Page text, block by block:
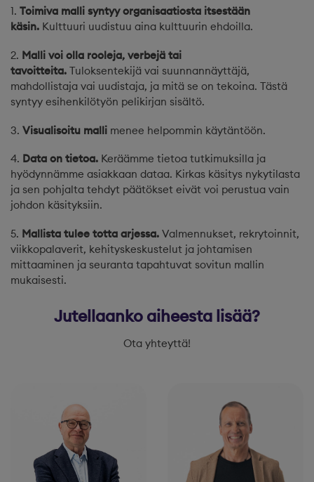
1. Toimiva malli syntyy organisaatiosta itsestään
käsin. Kulttuuri uudistuu aina kulttuurin ehdoilla.
2. Malli voi olla rooleja, verbejä tai
tavoitteita. Tuloksentekijä vai suunnannäyttäjä,
mahdollistaja vai uudistaja, ja mitä se on tekoina. Tästä
syntyy esihenkilötyön pelikirjan sisältö.
3. Visualisoitu malli menee helpommin käytäntöön.
4. Data on tietoa. Keräämme tietoa tutkimuksilla ja
hyödynnämme asiakkaan dataa. Kirkas käsitys nykytilasta
ja sen pohjalta tehdyt päätökset eivät voi perustua vain
johdon käsityksiin.
5. Mallista tulee totta arjessa. Valmennukset, rekrytoinnit,
viikkopalaverit, kehityskeskustelut ja johtamisen
mittaaminen ja seuranta tapahtuvat sovitun mallin
mukaisesti.
Jutellaanko aiheesta lisää?
Ota yhteyttä!